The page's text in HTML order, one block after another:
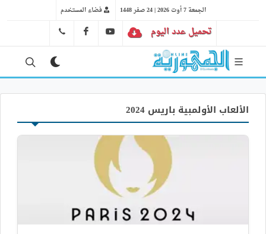
الجمعة 7 أوت 2026 | 24 صفر 1448 فضاء المستخدم
تحميل عدد اليوم YT
FB
الألعاب الأولمبية باريس 2024